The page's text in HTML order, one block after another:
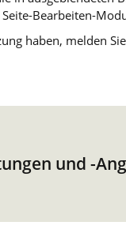
Bearbeiten-
haben, melden
und -